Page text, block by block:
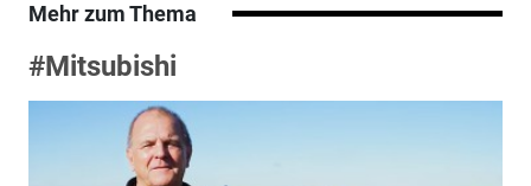
Mehr zum Thema
#Mitsubishi